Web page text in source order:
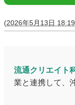
(2026年5月13日 18:19
流通クリエイト
業と連携して、